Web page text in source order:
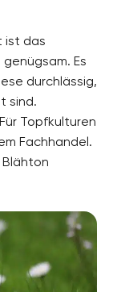
ist das
Es
durchlässig,
sind.
Topfkulturen
Fachhandel.